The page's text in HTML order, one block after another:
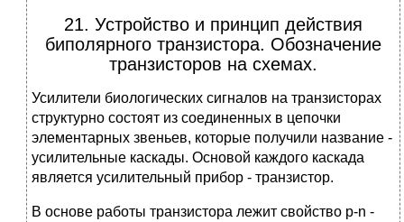
21. Устройство и принцип действия
биполярного транзистора. Обозначение
транзисторов на схемах.
Усилители биологических сигналов на транзисторах
структурно состоят из соединенных в цепочки
элементарных звеньев, которые получили название -
усилительные каскады. Основой каждого каскада
является усилительный прибор - транзистор.
В основе работы транзистора лежит свойство р-n -